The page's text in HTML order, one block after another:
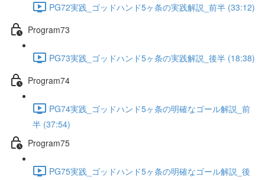
PG72実践_ゴッドハンド5ヶ条の実践解説_前半 (33:12)
Program73
PG73実践_ゴッドハンド5ヶ条の実践解説_後半 (18:38)
Program74
PG74実践_ゴッドハンド5ヶ条の明確なゴール解説_前
半 (37:54)
Program75
PG75実践_ゴッドハンド5ヶ条の明確なゴール解説_後